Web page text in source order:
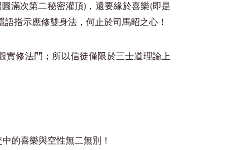
滿次第二秘密灌頂)，還要緣於喜樂(即是
指示應修雙身法，何止於司馬昭之心！
修法門；所以信徒僅限於三士道理論上
的喜樂與空性無二無別！